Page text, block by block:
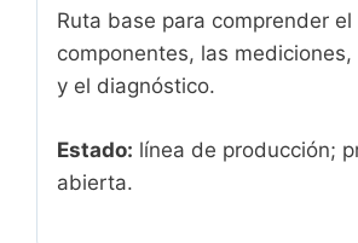
Ruta base para comprender el
componentes, las
y el diagnóstico.
Estado: línea de producción;
abierta.